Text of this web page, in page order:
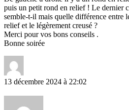
puis un petit rond en relief ! Le dernier
semble-t-il mais quelle différence entre
relief et le légèrement creusé ?
Merci pour vos bons conseils .
Bonne soirée
13 décembre 2024 à 22:02